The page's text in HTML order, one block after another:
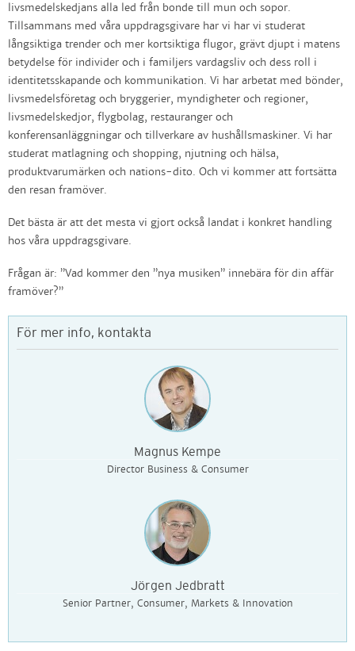
livsmedelskedjans alla led från bonde till mun och sopor.
Tillsammans med våra uppdragsgivare har vi har vi studerat
långsiktiga trender och mer kortsiktiga flugor, grävt djupt i matens
betydelse för individer och i familjers vardagsliv och dess roll i
identitetsskapande och kommunikation. Vi har arbetat med bönder,
livsmedelsföretag och bryggerier, myndigheter och regioner,
livsmedelskedjor, flygbolag, restauranger och
konferensanläggningar och tillverkare av hushållsmaskiner. Vi har
studerat matlagning och shopping, njutning och hälsa,
produktvarumärken och nations-dito. Och vi kommer att fortsätta
den resan framöver.
Det bästa är att det mesta vi gjort också landat i konkret handling
hos våra uppdragsgivare.
Frågan är: ”Vad kommer den ”nya musiken” innebära för din affär
framöver?”
För mer info, kontakta
Magnus Kempe
Director Business & Consumer
Jörgen Jedbratt
Senior Partner, Consumer, Markets & Innovation